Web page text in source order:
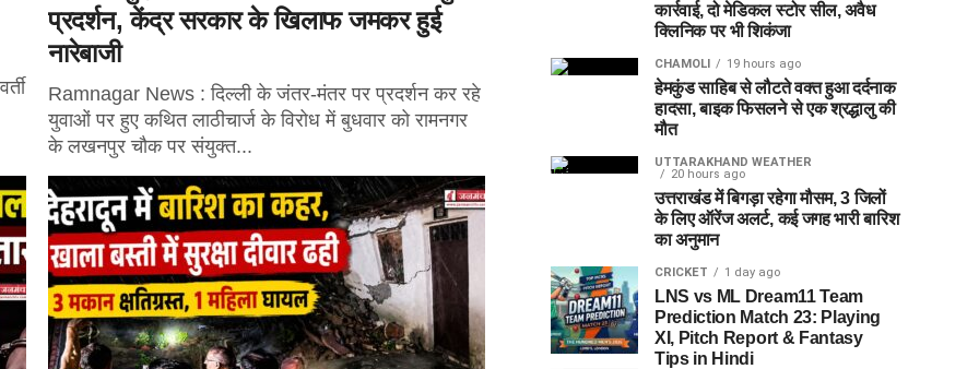
प्रदर्शन, केंद्र सरकार के खिलाफ जमकर हुई
नारेबाजी
Ramnagar News : दिल्ली के जंतर-मंतर पर प्रदर्शन कर रहे
युवाओं पर हुए कथित लाठीचार्ज के विरोध में बुधवार को रामनगर
के लखनपुर चौक पर संयुक्त...
कार्रवाई, दो मेडिकल स्टोर सील, अवैध
क्लिनिक पर भी शिकंजा
CHAMOLI 19 hours ago
हेमकुंड साहिब से लौटते वक्त हुआ दर्दनाक
हादसा, बाइक फिसलने से एक श्रद्धालु की
मौत
UTTARAKHAND WEATHER
20 hours ago
उत्तराखंड में बिगड़ा रहेगा मौसम, 3 जिलों
के लिए ऑरेंज अलर्ट, कई जगह भारी बारिश
का अनुमान
CRICKET 1 day ago
LNS vs ML Dream11 Team
Prediction Match 23: Playing
XI, Pitch Report & Fantasy
Tips in Hindi